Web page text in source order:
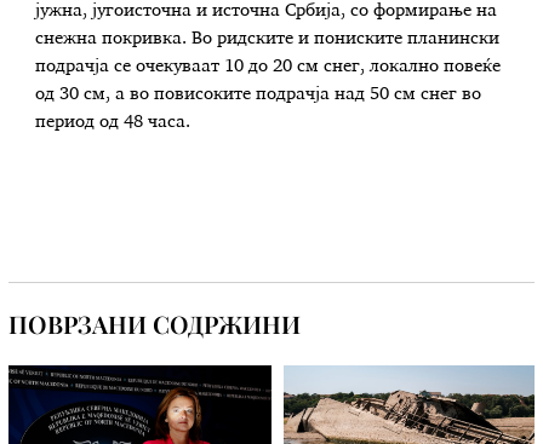
јужна, југоисточна и источна Србија, со формирање на
снежна покривка. Во ридските и пониските планински
подрачја се очекуваат 10 до 20 см снег, локално повеќе
од 30 см, а во повисоките подрачја над 50 см снег во
период од 48 часа.
ПОВРЗАНИ СОДРЖИНИ